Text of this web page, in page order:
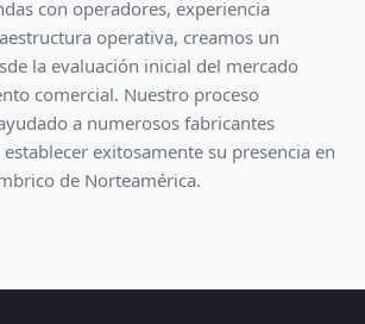
con operadores, experiencia
operativa, creamos un
la evaluación inicial del mercado
comercial. Nuestro proceso
a numerosos fabricantes
exitosamente su presencia en
de Norteamérica.